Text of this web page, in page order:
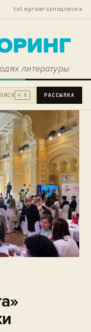
telegramrssподписка
литературы
⌘ K РАССЫЛКА